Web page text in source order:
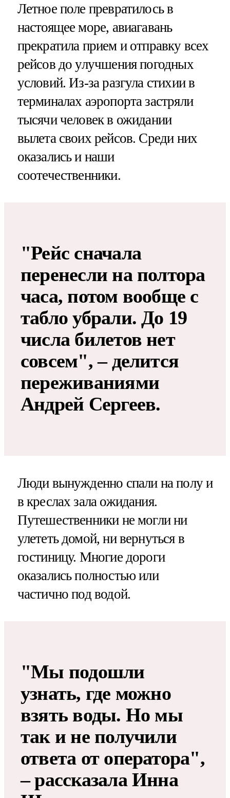
Летное поле превратилось в
настоящее море, авиагавань
прекратила прием и отправку всех
рейсов до улучшения погодных
условий. Из-за разгула стихии в
терминалах аэропорта застряли
тысячи человек в ожидании
вылета своих рейсов. Среди них
оказались и наши
соотечественники.
"Рейс сначала
перенесли на полтора
часа, потом вообще с
табло убрали. До 19
числа билетов нет
совсем", – делится
переживаниями
Андрей Сергеев.
Люди вынужденно спали на полу и
в креслах зала ожидания.
Путешественники не могли ни
улететь домой, ни вернуться в
гостиницу. Многие дороги
оказались полностью или
частично под водой.
"Мы подошли
узнать, где можно
взять воды. Но мы
так и не получили
ответа от оператора",
– рассказала Инна